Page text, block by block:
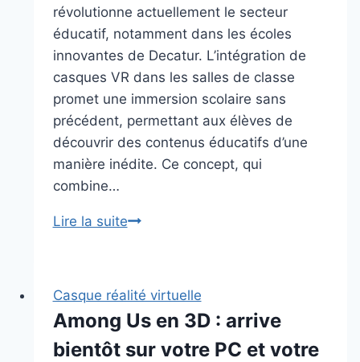
révolutionne actuellement le secteur
éducatif, notamment dans les écoles
innovantes de Decatur. L’intégration de
casques VR dans les salles de classe
promet une immersion scolaire sans
précédent, permettant aux élèves de
découvrir des contenus éducatifs d’une
manière inédite. Ce concept, qui
combine…
Lire la suiteLes
Decatur
exploreront
l’utilisation
de
Casque réalité virtuelle
Among Us en 3D : arrive
bientôt sur votre PC et votre